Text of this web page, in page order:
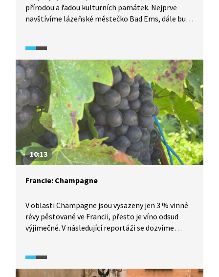
přírodou a řadou kulturních památek. Nejprve
navštívíme lázeňské městečko Bad Ems, dále bude
prohlédneme. Nakonec navštívíme města Sankt
Goar a Koblenz, ve kterých se zúčastníme
tradičních slavností.
10:13
Francie: Champagne
V oblasti Champagne jsou vysazeny jen 3 % vinné
révy pěstované ve Francii, přesto je víno odsud
výjimečné. V následující reportáži se dozvíme
oblast Champagne vypadá v době vinobraní.